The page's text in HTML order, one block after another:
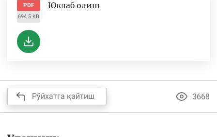
PDF
694.5 KB
Юклаб олиш
Рўйхатга қайтиш 3668